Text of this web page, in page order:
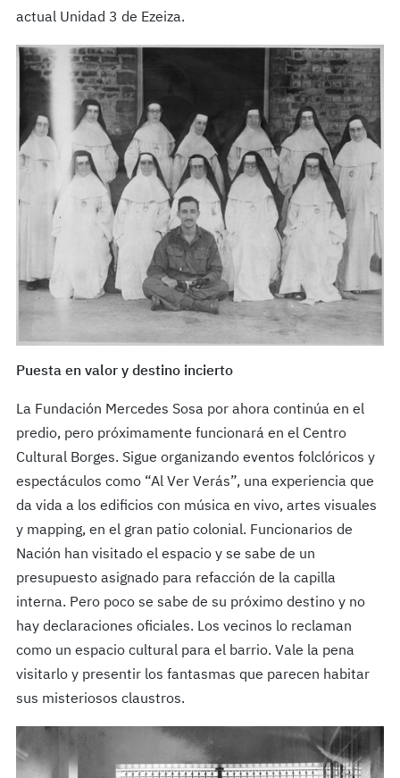
actual Unidad 3 de Ezeiza.
Puesta en valor y destino incierto
La Fundación Mercedes Sosa por ahora continúa en el
predio, pero próximamente funcionará en el Centro
Cultural Borges. Sigue organizando eventos folclóricos y
espectáculos como “Al Ver Verás”, una experiencia que
da vida a los edificios con música en vivo, artes visuales
y mapping, en el gran patio colonial. Funcionarios de
Nación han visitado el espacio y se sabe de un
presupuesto asignado para refacción de la capilla
interna. Pero poco se sabe de su próximo destino y no
hay declaraciones oficiales. Los vecinos lo reclaman
como un espacio cultural para el barrio. Vale la pena
visitarlo y presentir los fantasmas que parecen habitar
sus misteriosos claustros.